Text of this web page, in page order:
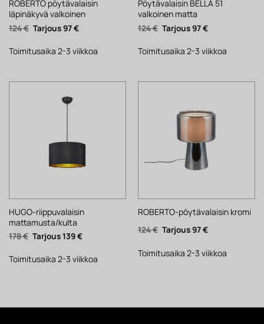
ROBERTO pöytävalaisin
läpinäkyvä valkoinen
124€ Alkuperäinen
hinta
124 €.
97€Nykyinen
97 €.
Toimitusaika 2-3 viikkoa
Pöytävalaisin BELLA 51
valkoinen matta
124€ Alkuperäinen
hinta
124 €.
97€Nykyinen
97 €.
Toimitusaika 2-3 viikkoa
HUGO-riippuvalaisin
mattamusta/kulta
178€ Alkuperäinen
hinta
178 €.
139€Nykyinen
139 €.
Toimitusaika 2-3 viikkoa
ROBERTO-pöytävalaisin kromi
124€ Alkuperäinen
hinta
124 €.
97€Nykyinen
97 €.
Toimitusaika 2-3 viikkoa